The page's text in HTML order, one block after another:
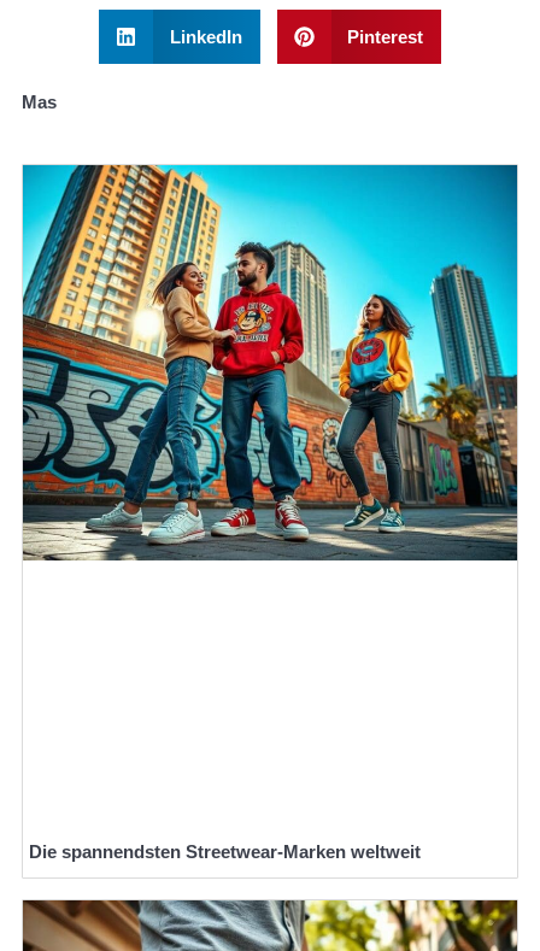
LinkedIn Pinterest
Mas
Die spannendsten Streetwear-Marken weltweit